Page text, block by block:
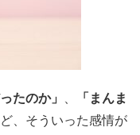
たのか」
「まんま
、そういった感情が